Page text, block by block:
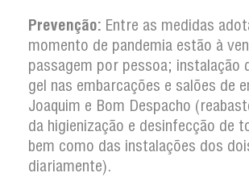
Prevenção: Entre as medidas
momento de pandemia estão à
passagem por pessoa; instalação
gel nas embarcações e salões de
Joaquim e Bom Despacho
da higienização e desinfecção
bem como das instalações dos
diariamente).